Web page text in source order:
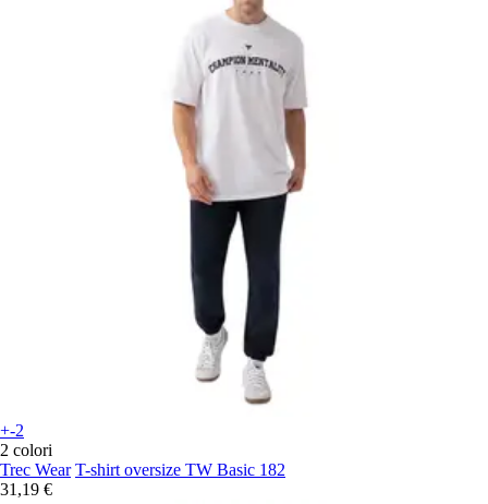
+-2
2 colori
Trec Wear T-shirt oversize TW Basic 182
31,19 €